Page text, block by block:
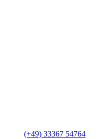
(+49) 33367 54764